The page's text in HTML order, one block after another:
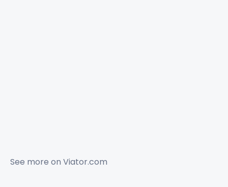
See more on Viator.com